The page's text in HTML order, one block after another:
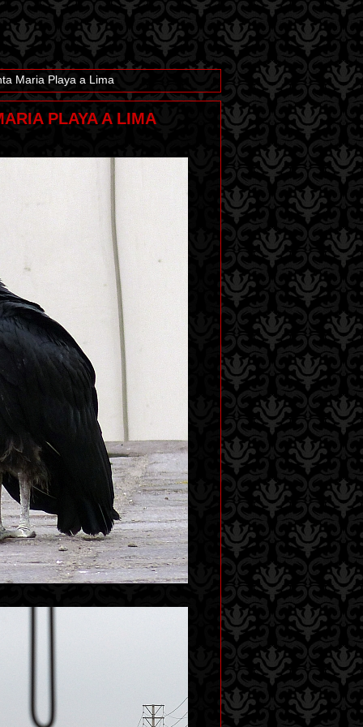
Maria Playa a Lima
PLAYA A LIMA